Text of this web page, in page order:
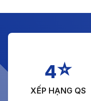
4☆
XẾP HẠNG QS